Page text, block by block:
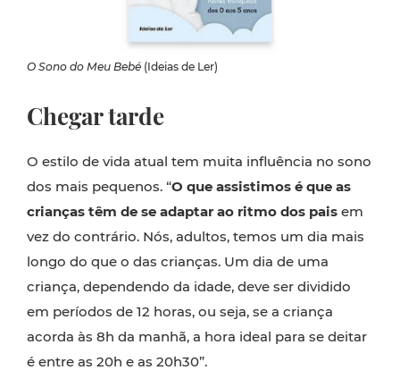
O Sono do Meu Bebé (Ideias de Ler)
Chegar tarde
O estilo de vida atual tem muita influência no sono
dos mais pequenos. “O que assistimos é que as
crianças têm de se adaptar ao ritmo dos pais em
vez do contrário. Nós, adultos, temos um dia mais
longo do que o das crianças. Um dia de uma
criança, dependendo da idade, deve ser dividido
em períodos de 12 horas, ou seja, se a criança
acorda às 8h da manhã, a hora ideal para se deitar
é entre as 20h e as 20h30”.